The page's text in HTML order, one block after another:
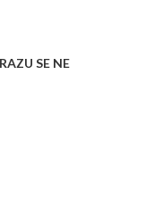
SE NE